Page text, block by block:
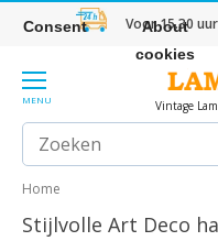
Voor 15.30
MENU Vintage
Home
Stijlvolle Art Deco
Consent
About
cookies